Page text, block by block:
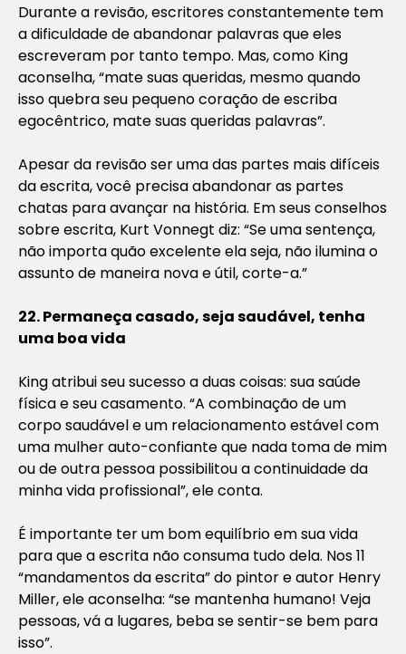
Durante a revisão, escritores constantemente tem
a dificuldade de abandonar palavras que eles
escreveram por tanto tempo. Mas, como King
aconselha, “mate suas queridas, mesmo quando
isso quebra seu pequeno coração de escriba
egocêntrico, mate suas queridas palavras”.
Apesar da revisão ser uma das partes mais difíceis
da escrita, você precisa abandonar as partes
chatas para avançar na história. Em seus conselhos
sobre escrita, Kurt Vonnegt diz: “Se uma sentença,
não importa quão excelente ela seja, não ilumina o
assunto de maneira nova e útil, corte-a.”
22. Permaneça casado, seja saudável, tenha
uma boa vida
King atribui seu sucesso a duas coisas: sua saúde
física e seu casamento. “A combinação de um
corpo saudável e um relacionamento estável com
uma mulher auto-confiante que nada toma de mim
ou de outra pessoa possibilitou a continuidade da
minha vida profissional”, ele conta.
É importante ter um bom equilíbrio em sua vida
para que a escrita não consuma tudo dela. Nos 11
“mandamentos da escrita” do pintor e autor Henry
Miller, ele aconselha: “se mantenha humano! Veja
pessoas, vá a lugares, beba se sentir-se bem para
isso”.